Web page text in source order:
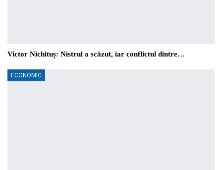
Victor Nichituș: Nistrul a scăzut, iar conflictul dintre…
ECONOMIC